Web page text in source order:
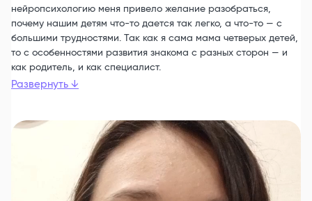
нейропсихологию меня привело желание разобраться,
почему нашим детям что-то дается так легко, а что-то — с
большими трудностями. Так как я сама мама четверых детей,
то с особенностями развития знакома с разных сторон — и
как родитель, и как специалист.
Развернуть ↓